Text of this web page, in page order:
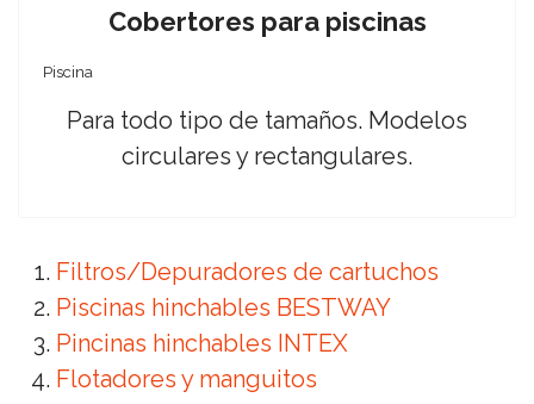
Cobertores para piscinas
Piscina
Para todo tipo de tamaños. Modelos
circulares y rectangulares.
Filtros/Depuradores de cartuchos
Piscinas hinchables BESTWAY
Pincinas hinchables INTEX
Flotadores y manguitos